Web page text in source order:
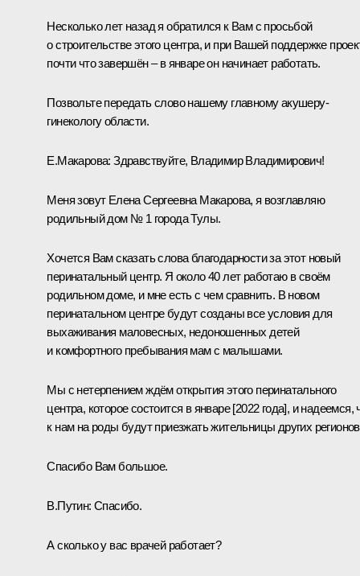
Несколько лет назад я обратился к Вам с просьбой
о строительстве этого центра, и при Вашей поддержке
почти что завершён – в январе он начинает работать.
Позвольте передать слово нашему главному акушеру-
гинекологу области.
Е.Макарова: Здравствуйте, Владимир Владимирович!
Меня зовут Елена Сергеевна Макарова, я возглавляю
родильный дом № 1 города Тулы.
Хочется Вам сказать слова благодарности за этот новый
перинатальный центр. Я около 40 лет работаю в своём
родильном доме, и мне есть с чем сравнить. В новом
перинатальном центре будут созданы все условия для
выхаживания маловесных, недоношенных детей
и комфортного пребывания мам с малышами.
Мы с нетерпением ждём открытия этого перинатального
центра, которое состоится в январе [2022 года], и надеемся,
к нам на роды будут приезжать жительницы других
Спасибо Вам большое.
В.Путин: Спасибо.
А сколько у вас врачей работает?